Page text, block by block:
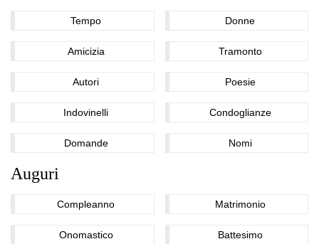
Tempo Donne
Amicizia Tramonto
Autori Poesie
Indovinelli Condoglianze
Domande Nomi
Auguri
Compleanno Matrimonio
Onomastico Battesimo